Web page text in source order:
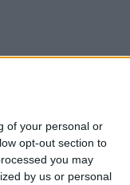
of your personal or
opt-out section to
you may
by us or personal